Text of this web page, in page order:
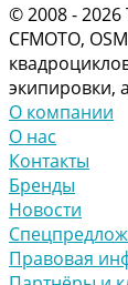
© 2008 -
CFMOTO,
экипировки,
О компании
О нас
Контакты
Бренды
Новости
Правовая